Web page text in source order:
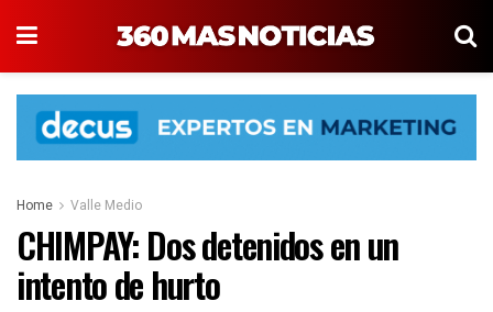
Home Valle Medio
CHIMPAY: Dos detenidos en un
intento de hurto